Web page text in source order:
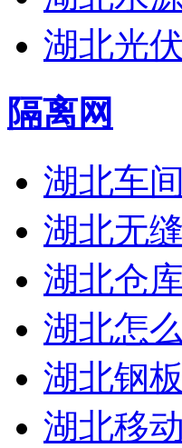
湖北光
隔离网
湖北车
湖北无
湖北仓
湖北怎
湖北钢
湖北移